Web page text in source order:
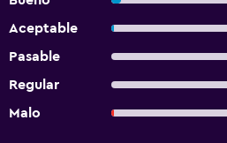
Aceptable
Pasable
Regular
Malo